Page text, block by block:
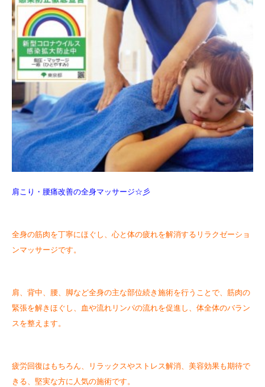
肩こり・腰痛改善の全身マッサージ☆彡
全身の筋肉を丁寧にほぐし、心と体の疲れを解消するリラクゼーショ
ンマッサージです。
肩、背中、腰、脚など全身の主な部位続き施術を行うことで、筋肉の
緊張を解きほぐし、血や流れリンパの流れを促進し、体全体のバラン
スを整えます。
疲労回復はもちろん、リラックスやストレス解消、美容効果も期待で
きる、堅実な方に人気の施術です。